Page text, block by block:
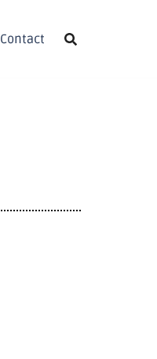
Contact